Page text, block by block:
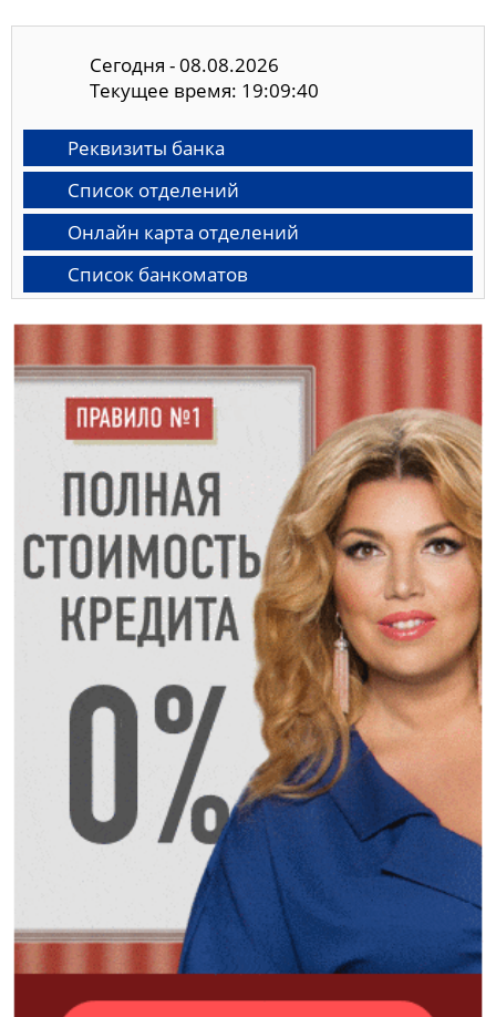
Сегодня - 08.08.2026
Текущее время: 19:09:41
Реквизиты банка
Список отделений
Онлайн карта отделений
Список банкоматов